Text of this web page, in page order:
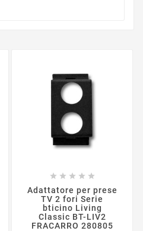
    
Adattatore per prese
TV 2 fori Serie
bticino Living
Classic BT-LIV2
FRACARRO 280805